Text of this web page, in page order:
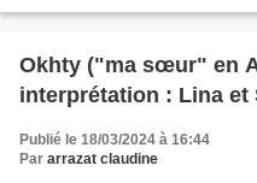
Okhty ("ma sœur" en
interprétation : Lina et
Publié le 18/03/2024 à 16:44
Par arrazat claudine